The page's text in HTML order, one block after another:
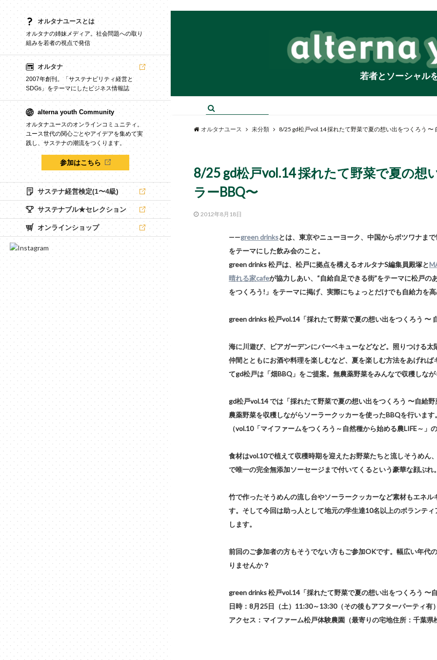
オルタナユースとは
オルタナの姉妹メディア。社会問題への取り
組みを若者の視点で発信
オルタナ
2007年創刊。「サステナビリティ経営と
SDGs」をテーマにしたビジネス情報誌
alterna youth Community
オルタナユースのオンラインコミュニティ。
ユース世代の関心ごとやアイデアを集めて実
践し、サステナの潮流をつくります。
参加はこちら
サステナ経営検定(1〜4級)
サステナブル★セレクション
オンラインショップ
若者とソーシャル
オルタナユース 未分類 8/25 gd松戸vol.14 採れたて野菜で夏の想い出をつくろう 〜
8/25 gd松戸vol.14 採れたて野菜で夏の想
ラーBBQ〜
2012年8月18日
——green drinksとは、東京やニューヨーク、中国からボツワナま
をテーマにした飲み会のこと。
green drinks 松戸は、松戸に拠点を構えるオルタナS編集員殿塚と
晴れる家cafeが協力しあい、“自給自足できる街”をテーマに松戸
をつくろう!」をテーマに掲げ、実際にちょっとだけでも自給力を
green drinks 松戸vol.14「採れたて野菜で夏の想い出をつくろう 〜
海に川遊び、ビアガーデンにバーベキューなどなど。照りつける
仲間とともにお酒や料理を楽しむなど、夏を楽しむ方法をあげれ
てgd松戸は「畑BBQ」をご提案。無農薬野菜をみんなで収穫しな
gd松戸vol.14 では「採れたて野菜で夏の想い出をつくろう 〜自給
農薬野菜を収穫しながらソーラークッカーを使ったBBQを行いま
（vol.10「マイファームをつくろう～自然種から始める農LIFE～」
食材はvol.10で植えて収穫時期を迎えたお野菜たちと流しそうめん
で唯一の完全無添加ソーセージまで付いてくるという豪華な顔ぶれ。
竹で作ったそうめんの流し台やソーラークッカーなど素材もエネ
す。そして今回は助っ人として地元の学生達10名以上のボランテ
します。
前回のご参加者の方もそうでない方もご参加OKです。幅広い年代
りませんか？
green drinks 松戸vol.14「採れたて野菜で夏の想い出をつくろう 〜
日時 ：8月25日（土）11:30～13:30（その後もアフターパーティ有）
アクセス ：マイファーム松戸体験農園（最寄りの宅地住所：千葉県